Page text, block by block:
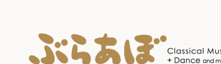
古楽とその
無料ライブ
あ か